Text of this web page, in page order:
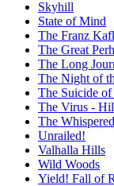
Skyhill
State of Mind
The Franz
The Great
The Long
The Night of
The Suicide of
The Virus -
The
Unrailed!
Valhalla Hills
Wild Woods
Yield! Fall of